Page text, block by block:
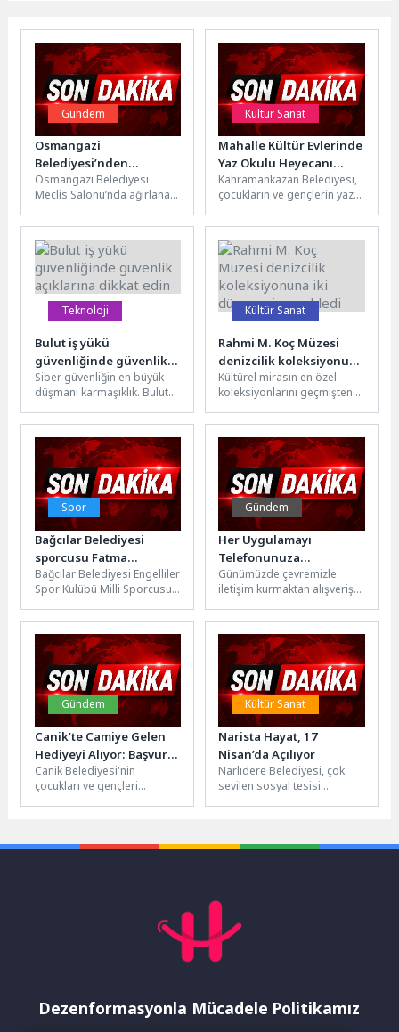
Gündem
Osmangazi
Belediyesi’nden
Çocuklara Yerel Yönetim
Bilinci
Osmangazi Belediyesi
Meclis Salonu’nda ağırlanan
ziyaretçi meclisi
uygulamasıyla yerel yönetim
süreçlerini uygulamalı
olarak...
Kültür Sanat
Mahalle Kültür Evlerinde
Yaz Okulu Heyecanı
Başlıyor
Kahramankazan Belediyesi,
çocukların ve gençlerin yaz
eğlenceli geçirmeleri
amacıyla Mahalle Kültür...
Teknoloji
Bulut iş yükü
güvenliğinde güvenlik
açıklarına dikkat edin
Siber güvenliğin en büyük
düşmanı karmaşıklık. Bulut
makinelerin, kolayca devreye
alınabilmesi, bunların...
Kültür Sanat
Rahmi M. Koç Müzesi
denizcilik koleksiyonuna
iki dünya mirası ekledi
Kültürel mirasın en özel
koleksiyonlarını geçmişten
Koç Müzesi, dünya denizcilik
tarihinin...
Spor
Bağcılar Belediyesi
sporcusu Fatma
Gürbüzer bronz madalya
kazandı
Bağcılar Belediyesi Engelliler
Spor Kulübü Milli Sporcusu
Boccia Challenger
organizasyonunda
madalya...
Gündem
Her Uygulamayı
Telefonunuza
İndirmeyin
Günümüzde çevremizle
iletişim kurmaktan alışveriş
hemen hemen her şey için
uygulamaları kullanıyoruz....
Gündem
Canik’te Camiye Gelen
Hediyeyi Alıyor: Başvuru
Süresi Uzatıldı!
Canik Belediyesi'nin
çocukları ve gençleri
süresi...
Kültür Sanat
Narista Hayat, 17
Nisan’da Açılıyor
Narlıdere Belediyesi, çok
sevilen sosyal tesisi
Dezenformasyonla Mücadele Politikamız